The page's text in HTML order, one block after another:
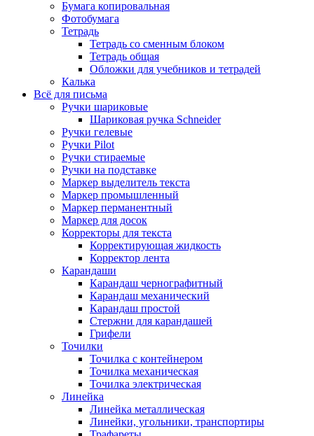
Бумага копировальная
Фотобумага
Тетрадь
Тетрадь со сменным блоком
Тетрадь общая
Обложки для учебников и тетрадей
Калька
Всё для письма
Ручки шариковые
Шариковая ручка Schneider
Ручки гелевые
Ручки Pilot
Ручки стираемые
Ручки на подставке
Маркер выделитель текста
Маркер промышленный
Маркер перманентный
Маркер для досок
Корректоры для текста
Корректирующая жидкость
Корректор лента
Карандаши
Карандаш чернографитный
Карандаш механический
Карандаш простой
Стержни для карандашей
Грифели
Точилки
Точилка с контейнером
Точилка механическая
Точилка электрическая
Линейка
Линейка металлическая
Линейки, угольники, транспортиры